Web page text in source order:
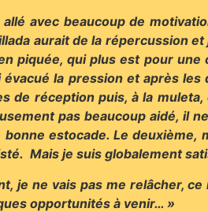
allé avec beaucoup de
aurait de la répercussion
piquée, qui plus est pour une
évacué la pression et après
de réception puis, à la muleta,
pas beaucoup aidé, il
bonne estocade. Le deuxième,
Mais je suis globalement
je ne vais pas me relâcher,
opportunités à venir… »